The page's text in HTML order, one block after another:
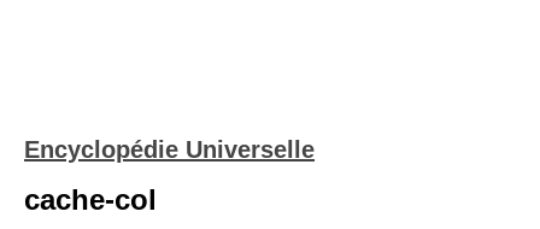
Encyclopédie Universelle
cache-col